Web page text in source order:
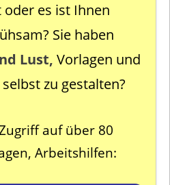
oder es ist Ihnen
Sie haben
Lust, Vorlagen und
zu gestalten?
auf über 80
Arbeitshilfen: